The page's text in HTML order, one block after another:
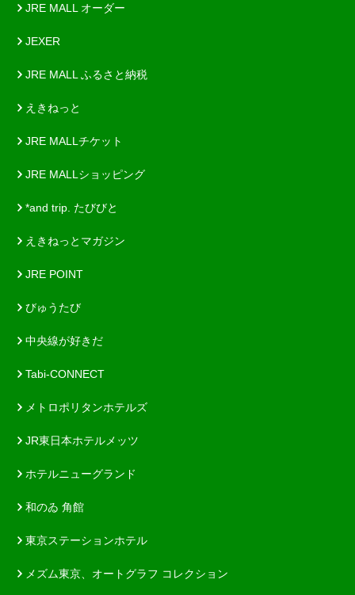
JRE MALL オーダー
JEXER
JRE MALL ふるさと納税
えきねっと
JRE MALLチケット
JRE MALLショッピング
*and trip. たびびと
えきねっとマガジン
JRE POINT
びゅうたび
中央線が好きだ
Tabi-CONNECT
メトロポリタンホテルズ
JR東日本ホテルメッツ
ホテルニューグランド
和のゐ 角館
東京ステーションホテル
メズム東京、オートグラフ コレクション